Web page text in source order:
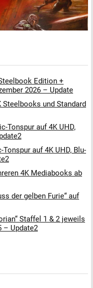
Edition +
2026 – Update
Steelbooks und Standard
Tonspur auf 4K UHD,
auf 4K UHD, Blu-
4K Mediabooks ab
der gelben Furie“ auf
Staffel 1 & 2 jeweils
– Update2